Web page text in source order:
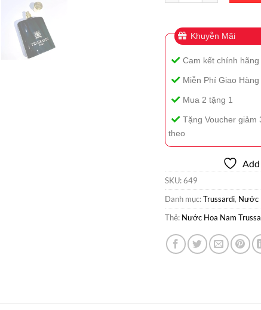
Khuyễn Mãi
Cam kết chính
Miễn Phí Giao
Mua 2 tặng 1
Tặng Voucher giảm
theo
SKU:649
Danh mục:Trussardi, Nước
Thẻ: Nước Hoa Nam